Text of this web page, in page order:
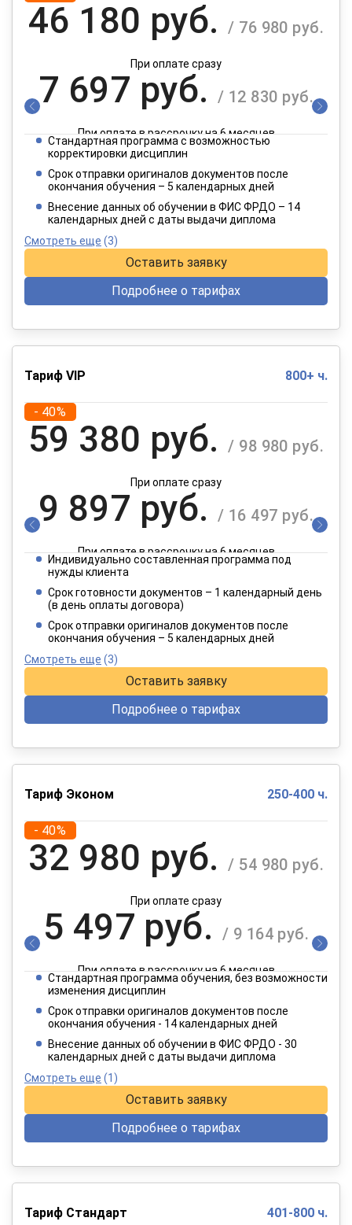
46 180 руб. / 76 980 руб.
При оплате сразу
7 697 руб. / 12 830 руб.
При оплате в рассрочку на 6 месяцев
3 849 руб.
При оплате в рассрочку на 12 месяцев
Стандартная программа с возможностью
корректировки дисциплин
Срок отправки оригиналов документов после
окончания обучения – 5 календарных дней
Внесение данных об обучении в ФИС ФРДО – 14
календарных дней с даты выдачи диплома
Смотреть еще (3)
Оставить заявку
Подробнее о тарифах
Тариф VIP 800+ ч.
- 40%
59 380 руб. / 98 980 руб.
При оплате сразу
9 897 руб. / 16 497 руб.
При оплате в рассрочку на 6 месяцев
4 949 руб. / 8 249 руб.
При оплате в рассрочку на 12 месяцев
Индивидуально составленная программа под
нужды клиента
Срок готовности документов – 1 календарный день
(в день оплаты договора)
Срок отправки оригиналов документов после
окончания обучения – 5 календарных дней
Смотреть еще (3)
Оставить заявку
Подробнее о тарифах
Тариф Эконом 250-400 ч.
- 40%
32 980 руб. / 54 980 руб.
При оплате сразу
5 497 руб. / 9 164 руб.
При оплате в рассрочку на 6 месяцев
2 749 руб.
При оплате в рассрочку на 12 месяцев
Стандартная программа обучения, без возможности
изменения дисциплин
Срок отправки оригиналов документов после
окончания обучения - 14 календарных дней
Внесение данных об обучении в ФИС ФРДО - 30
календарных дней с даты выдачи диплома
Смотреть еще (1)
Оставить заявку
Подробнее о тарифах
Тариф Стандарт 401-800 ч.